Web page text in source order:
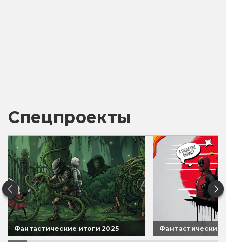
Спецпроекты
Фантастические итоги 2025 Фантастические